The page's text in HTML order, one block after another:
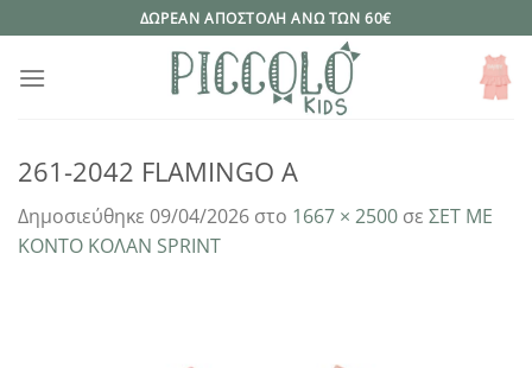
στο
περιεχόμενο
ΔΩΡΕΑΝ ΑΠΟΣΤΟΛΗ ΑΝΩ ΤΩΝ 60€
261-2042 FLAMINGO A
Δημοσιεύθηκε 09/04/2026 στο 1667 × 2500 σε ΣΕΤ ΜΕ
ΚΟΝΤΟ ΚΟΛΑΝ SPRINT